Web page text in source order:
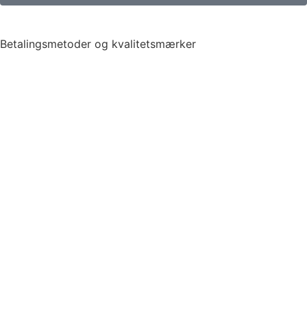
Betalingsmetoder og kvalitetsmærker